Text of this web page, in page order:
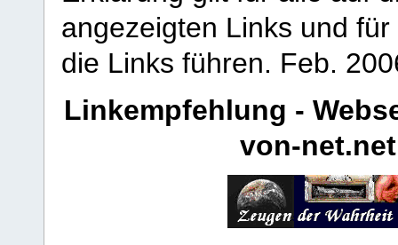
angezeigten Links und
die Links führen. Feb.
Linkempfehlung -
von-net.net